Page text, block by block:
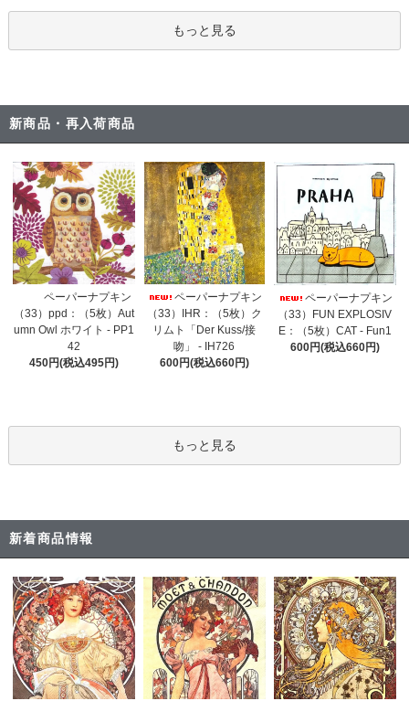
もっと見る
新商品・再入荷商品
ペーパーナプキン
（33）ppd：（5枚）Aut
umn Owl ホワイト - PP1
42
450円(税込495円)
ペーパーナプキン
（33）IHR：（5枚）ク
リムト「Der Kuss/接
吻」 - IH726
600円(税込660円)
ペーパーナプキン
（33）FUN EXPLOSIV
E：（5枚）CAT - Fun1
600円(税込660円)
もっと見る
新着商品情報